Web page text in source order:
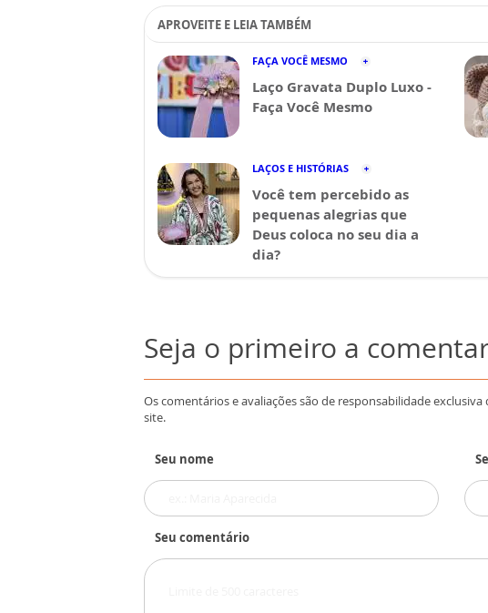
APROVEITE E LEIA TAMBÉM
FAÇA VOCÊ MESMO
Laço Gravata Duplo Luxo -
Faça Você Mesmo
LAÇOS E HISTÓRIAS
Você tem percebido as
pequenas alegrias que
Deus coloca no seu dia a
dia?
Seja o primeiro a
Os comentários e avaliações são de responsabilidade
site.
Seu nome
Seu comentário